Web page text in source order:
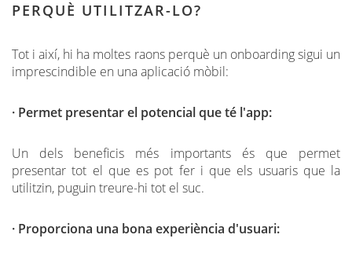
PERQUÈ UTILITZAR-LO?
Tot i així, hi ha moltes raons perquè un onboarding sigui un
imprescindible en una aplicació mòbil:
· Permet presentar el potencial que té l'app:
Un dels beneficis més importants és que permet
presentar tot el que es pot fer i que els usuaris que la
utilitzin, puguin treure-hi tot el suc.
· Proporciona una bona experiència d'usuari: